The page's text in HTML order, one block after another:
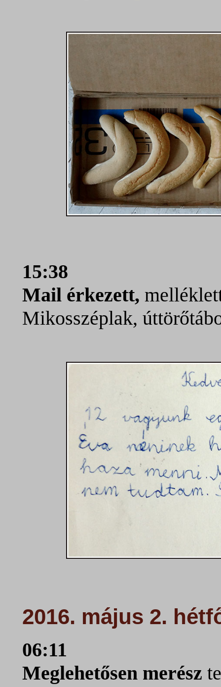
15:38
Mail érkezett,
Mikosszéplak,
2016. május 2.
06:11
Meglehetősen merész